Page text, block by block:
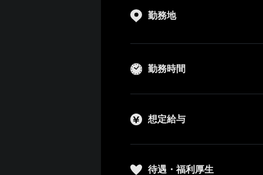
勤務地
勤務時間
想定給与
待遇・福利厚生